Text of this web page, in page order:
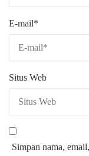
E-mail*
Situs Web
Simpan nama,